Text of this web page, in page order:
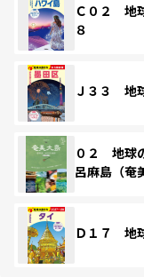
Ｃ０２ 地
８
Ｊ３３ 地
０２ 地球
呂麻島（
Ｄ１７ 地